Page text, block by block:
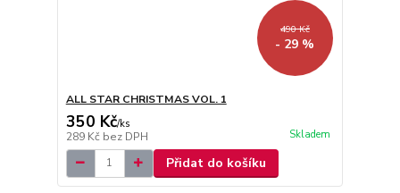
490 Kč
- 29 %
ALL STAR CHRISTMAS VOL. 1
350 Kč/ks
289 Kč bez DPH Skladem
Přidat do košíku